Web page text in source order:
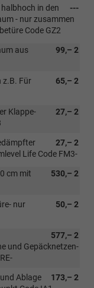
---
in den
- nur zusammen
Code GZ2
99,– 2
aus
65,– 2
z.B. Für
27,– 2
Klappe-
27,– 2
Life Code FM3-
530,– 2
cm mit
50,– 2
nur
577,– 2
und Gepäcknetzen-
173,– 2
Ablage